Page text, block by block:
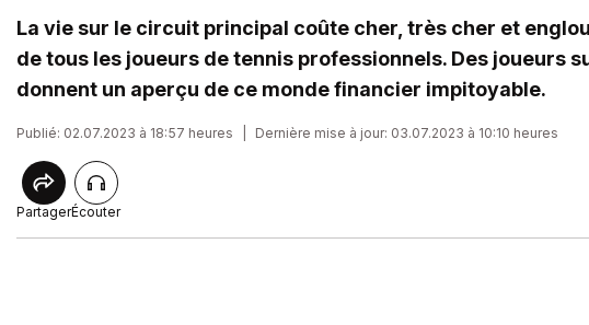
La vie sur le circuit principal coûte cher, très cher et
de tous les joueurs de tennis professionnels. Des joueurs
donnent un aperçu de ce monde financier impitoyable.
Publié: 02.07.2023 à 18:57 heures Dernière mise à jour: 03.07.2023 à 10:10 heures
PartagerÉcouter